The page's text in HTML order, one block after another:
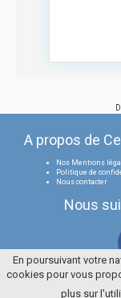
A propos de
Nos Mentions
Politique de
Nous contacter
Nous
En poursuivant votre
cookies pour vous
plus sur